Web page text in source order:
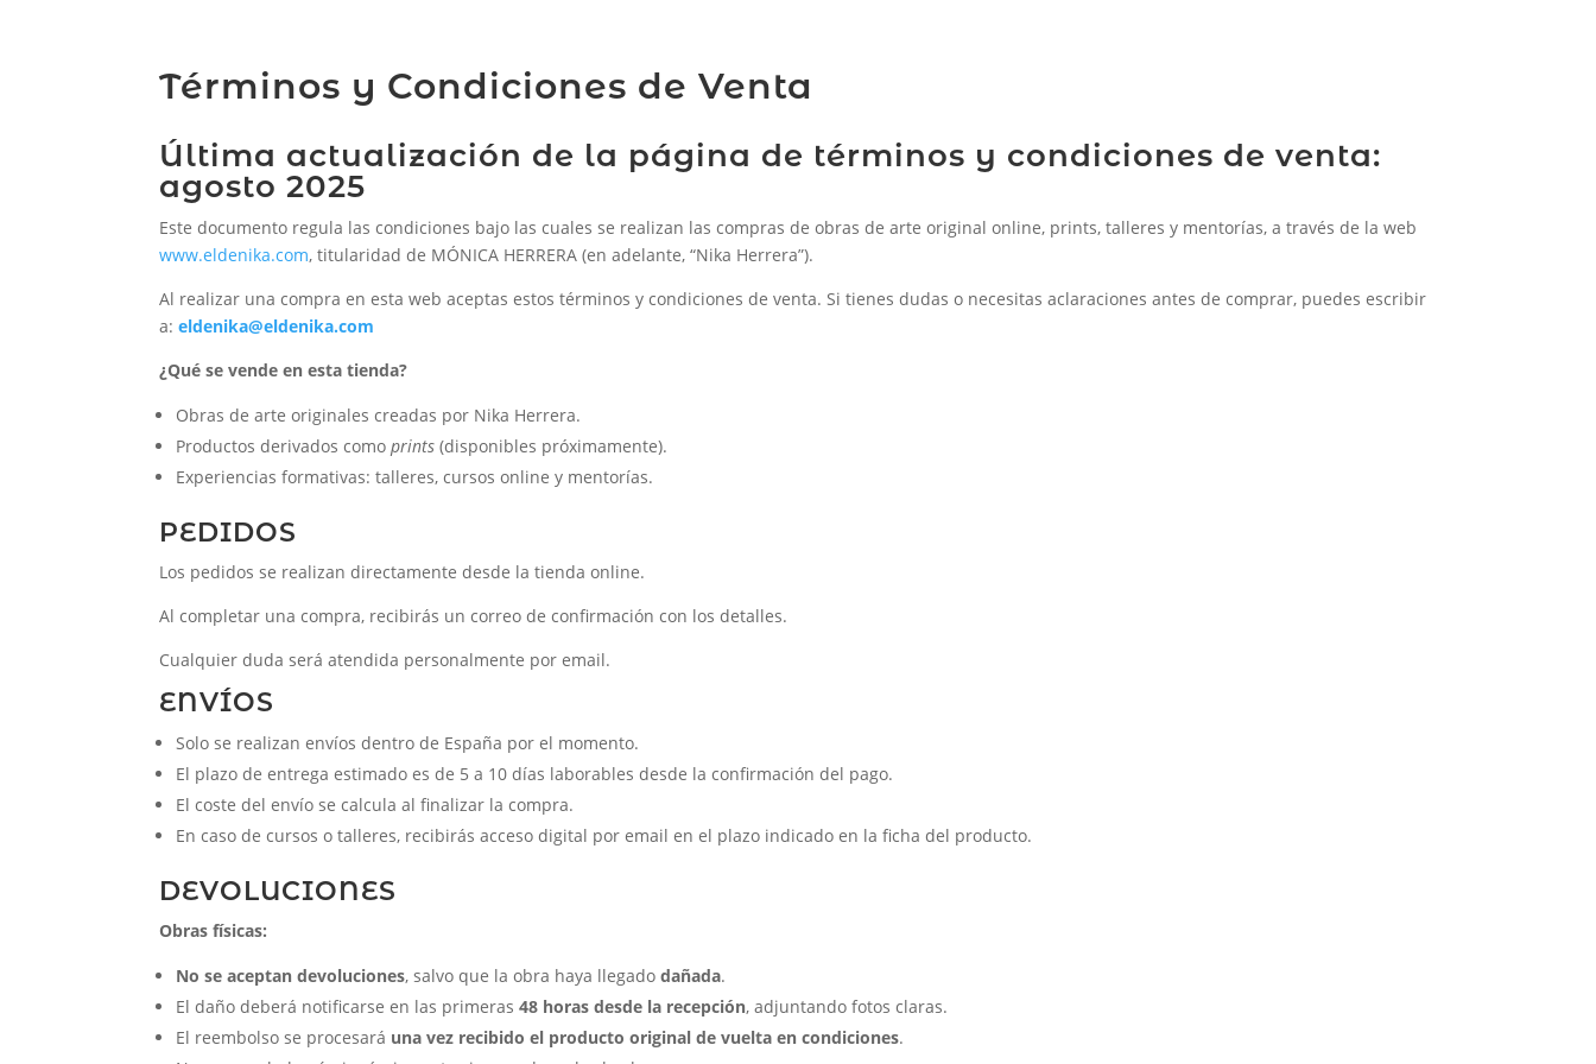
Términos y Condiciones de Venta
Última actualización de la página de términos y condiciones de venta:
agosto 2025
Este documento regula las condiciones bajo las cuales se realizan las compras de obras de arte original online, prints, talleres y mentorías, a través de la web
www.eldenika.com, titularidad de MÓNICA HERRERA (en adelante, “Nika Herrera”).
Al realizar una compra en esta web aceptas estos términos y condiciones de venta. Si tienes dudas o necesitas aclaraciones antes de comprar, puedes escribir
a:eldenika@eldenika.com
¿Qué se vende en esta tienda?
Obras de arte originales creadas por Nika Herrera.
Productos derivados comoprints (disponibles próximamente).
Experiencias formativas: talleres, cursos online y mentorías.
PEDIDOS
Los pedidos se realizan directamente desde la tienda online.
Al completar una compra, recibirás un correo de confirmación con los detalles.
Cualquier duda será atendida personalmente por email.
ENVÍOS
Solo se realizan envíos dentro de España por el momento.
El plazo de entrega estimado es de 5 a 10 días laborables desde la confirmación del pago.
El coste del envío se calcula al finalizar la compra.
En caso de cursos o talleres, recibirás acceso digital por email en el plazo indicado en la ficha del producto.
DEVOLUCIONES
Obras físicas:
No se aceptan devoluciones, salvo que la obra haya llegadodañada.
El daño deberá notificarse en las primeras48 horas desde la recepción, adjuntando fotos claras.
El reembolso se procesará una vez recibido el producto original de vuelta en condiciones.